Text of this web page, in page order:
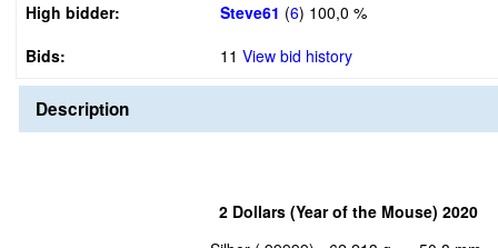
High bidder:
Steve61 (6) 100,0 %
Bids:
11 View bid history
Description
2 Dollars (Year of the Mouse) 2020